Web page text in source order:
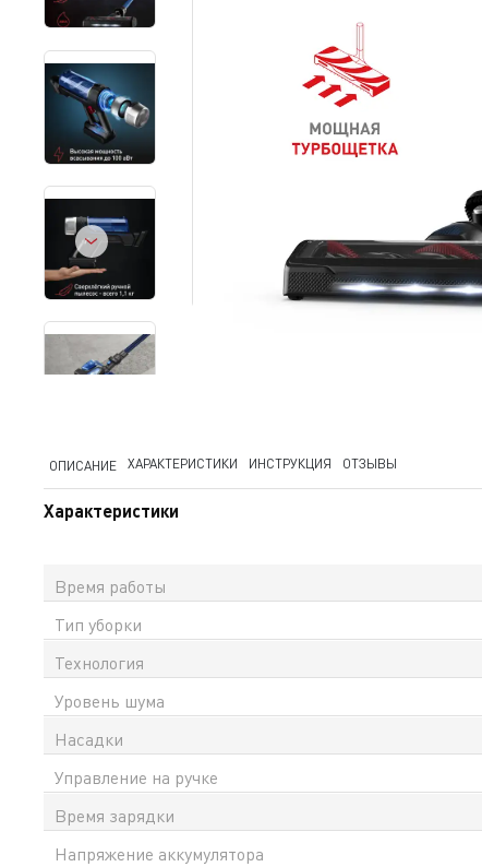
ОПИСАНИЕ ХАРАКТЕРИСТИКИ ИНСТРУКЦИЯ ОТЗЫВЫ
Характеристики
Время работы
Тип уборки
Технология
Уровень шума
Насадки
Управление на ручке
Время зарядки
Напряжение аккумулятора